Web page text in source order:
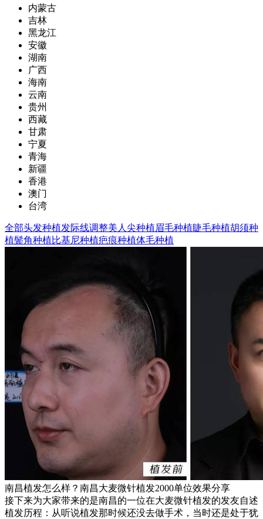
内蒙古
吉林
黑龙江
安徽
湖南
广西
海南
云南
贵州
西藏
甘肃
宁夏
青海
新疆
香港
澳门
台湾
全部头发种植发际线调整美人尖种植眉毛种植睫毛种植胡须种
植鬓角种植比基尼种植疤痕种植体毛种植
南昌植发怎么样？南昌大麦微针植发2000单位效果分享
接下来为大家带来的是南昌的一位在大麦微针植发的发友自述
植发历程：从听说植发那时候还没去做手术，当时还是处于犹